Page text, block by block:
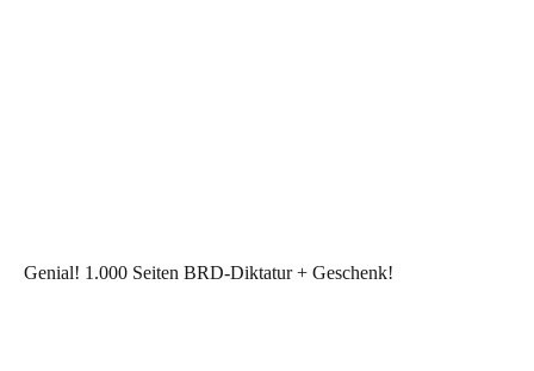
Genial! 1.000 Seiten BRD-Diktatur + Geschenk!